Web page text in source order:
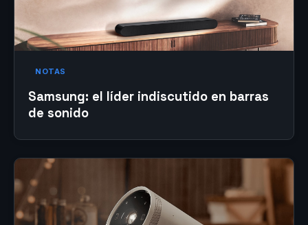
NOTAS
Samsung: el líder indiscutido en barras
de sonido